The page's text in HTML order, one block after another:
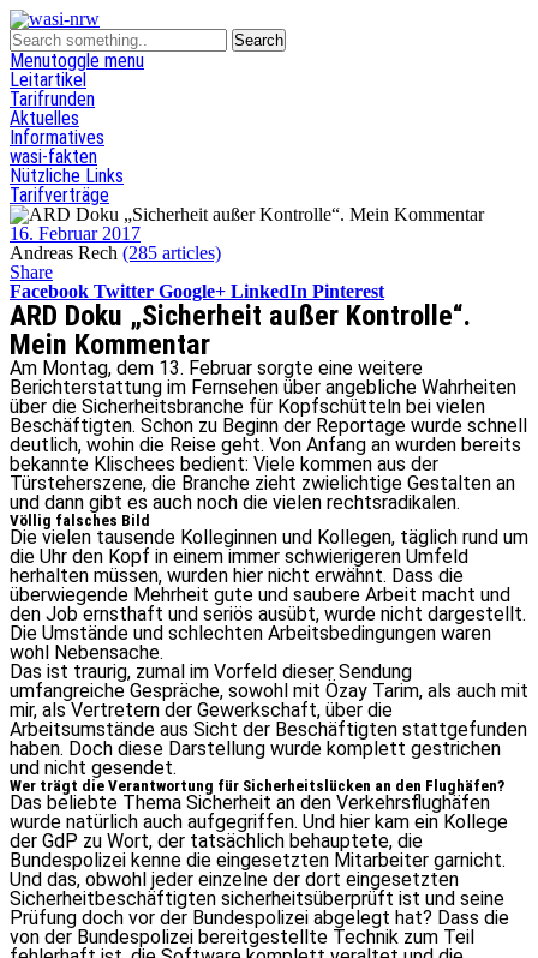
Menutoggle menu
Leitartikel
Tarifrunden
Aktuelles
Informatives
wasi-fakten
Nützliche Links
Tarifverträge
16. Februar 2017
Andreas Rech (285 articles)
Share
Facebook Twitter Google+ LinkedIn Pinterest
ARD Doku „Sicherheit außer Kontrolle“.
Mein Kommentar
Am Montag, dem 13. Februar sorgte eine weitere
Berichterstattung im Fernsehen über angebliche Wahrheiten
über die Sicherheitsbranche für Kopfschütteln bei vielen
Beschäftigten. Schon zu Beginn der Reportage wurde schnell
deutlich, wohin die Reise geht. Von Anfang an wurden bereits
bekannte Klischees bedient: Viele kommen aus der
Türsteherszene, die Branche zieht zwielichtige Gestalten an
und dann gibt es auch noch die vielen rechtsradikalen.
Völlig falsches Bild
Die vielen tausende Kolleginnen und Kollegen, täglich rund um
die Uhr den Kopf in einem immer schwierigeren Umfeld
herhalten müssen, wurden hier nicht erwähnt. Dass die
überwiegende Mehrheit gute und saubere Arbeit macht und
den Job ernsthaft und seriös ausübt, wurde nicht dargestellt.
Die Umstände und schlechten Arbeitsbedingungen waren
wohl Nebensache.
Das ist traurig, zumal im Vorfeld dieser Sendung
umfangreiche Gespräche, sowohl mit Özay Tarim, als auch mit
mir, als Vertretern der Gewerkschaft, über die
Arbeitsumstände aus Sicht der Beschäftigten stattgefunden
haben. Doch diese Darstellung wurde komplett gestrichen
und nicht gesendet.
Wer trägt die Verantwortung für Sicherheitslücken an den Flughäfen?
Das beliebte Thema Sicherheit an den Verkehrsflughäfen
wurde natürlich auch aufgegriffen. Und hier kam ein Kollege
der GdP zu Wort, der tatsächlich behauptete, die
Bundespolizei kenne die eingesetzten Mitarbeiter garnicht.
Und das, obwohl jeder einzelne der dort eingesetzten
Sicherheitbeschäftigten sicherheitsüberprüft ist und seine
Prüfung doch vor der Bundespolizei abgelegt hat? Dass die
von der Bundespolizei bereitgestellte Technik zum Teil